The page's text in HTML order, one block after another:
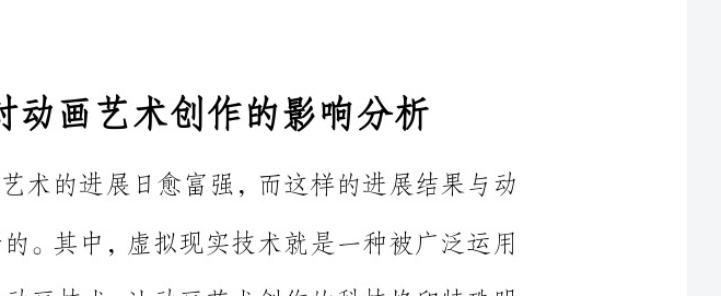
摘要：新时代动画艺术的进展日愈富强，而这样的进展结果与动
到动画艺术创作之中的动画技术，让动画艺术创作的科技烙印特殊明
显。以虚拟现实技术为支撑的现代动画艺术创作质量更高，它克服了
以往动画艺术创作过程中存在的不足，让动画艺术创作能够朝着交互